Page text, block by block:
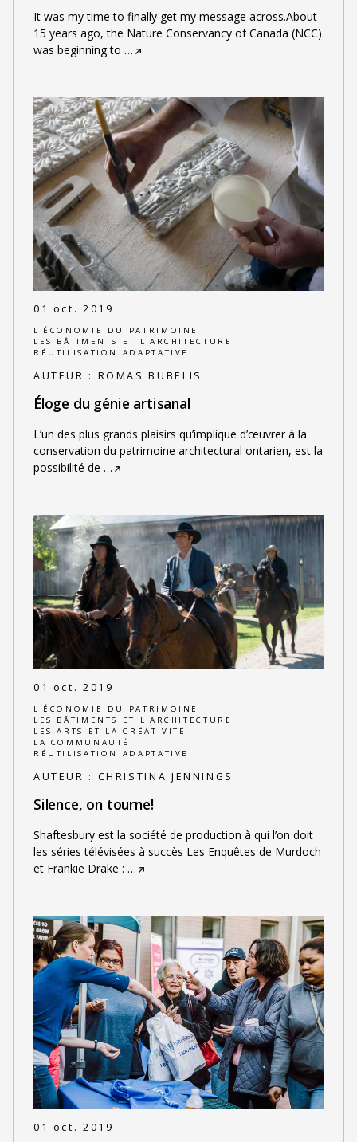
It was my time to finally get my message across.About
15 years ago, the Nature Conservancy of Canada (NCC)
was beginning to …
01 oct. 2019
L'ÉCONOMIE DU PATRIMOINE
LES BÂTIMENTS ET L'ARCHITECTURE
RÉUTILISATION ADAPTATIVE
AUTEUR : ROMAS BUBELIS
Éloge du génie artisanal
L’un des plus grands plaisirs qu’implique d’œuvrer à la
conservation du patrimoine architectural ontarien, est la
possibilité de …
01 oct. 2019
L'ÉCONOMIE DU PATRIMOINE
LES BÂTIMENTS ET L'ARCHITECTURE
LES ARTS ET LA CRÉATIVITÉ
LA COMMUNAUTÉ
RÉUTILISATION ADAPTATIVE
AUTEUR : CHRISTINA JENNINGS
Silence, on tourne!
Shaftesbury est la société de production à qui l’on doit
les séries télévisées à succès Les Enquêtes de Murdoch
et Frankie Drake : …
01 oct. 2019